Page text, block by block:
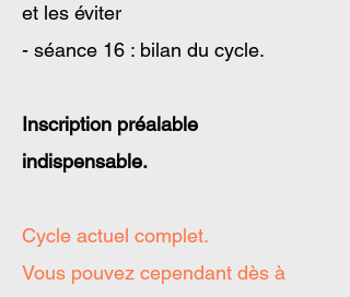
et les éviter
- séance 16 : bilan du cycle.
Inscription préalable
indispensable.
Cycle actuel complet.
Vous pouvez cependant dès à